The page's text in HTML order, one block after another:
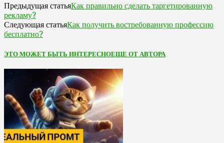
Предыдущая статьяКак правильно сделать таргетированную
рекламу?
Следующая статьяКак получить востребованную профессию
бесплатно?
ЭТО МОЖЕТ БЫТЬ ИНТЕРЕСНОЕЩЕ ОТ АВТОРА